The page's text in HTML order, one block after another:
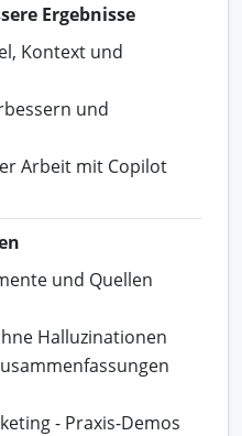
Ergebnisse
Kontext und
und
Arbeit mit Copilot
und Quellen
Halluzinationen
- Praxis-Demos